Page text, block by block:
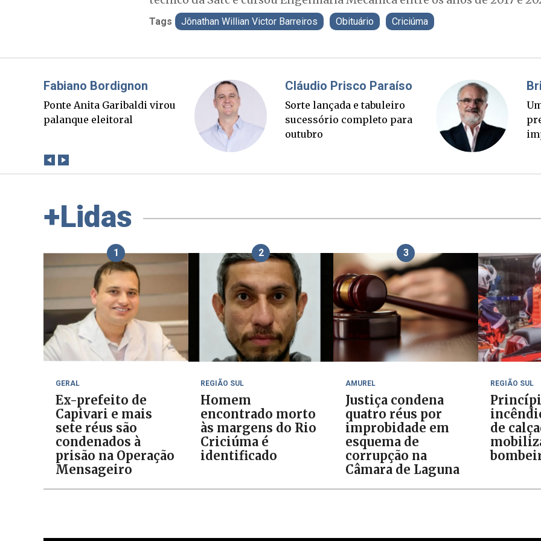
Tags Jônathan Willian Victor Barreiros Obituário Criciúma
Misael Elias
O Boato corre mais rápido
que a verdade. Mas quem
Fabiano Bordignon
Ponte Anita Garibaldi virou
palanque eleitoral
+Lidas
1
GERAL
Ex-prefeito de
Capivari e mais
sete réus são
condenados à
prisão na Operação
Mensageiro
2
REGIÃO SUL
Homem
encontrado morto
às margens do Rio
Criciúma é
identificado
3
AMUREL
Justiça condena
quatro réus por
improbidade em
esquema de
corrupção na
Câmara de Laguna
REGIÃO SUL
de